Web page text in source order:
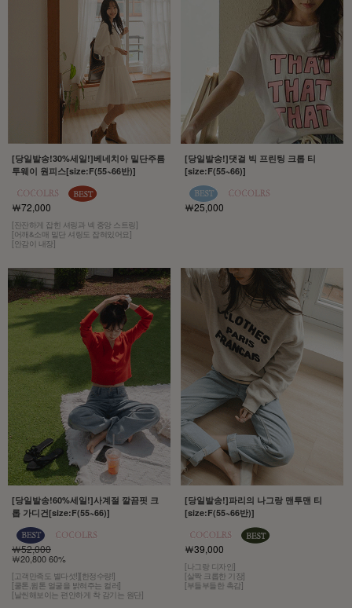
[당일발송!30%세일!]베네치아 밑단주름
투웨이 원피스[size:F(55~66반)]
￦72,000
[잔잔하게 잡힌 셔링과 넥 중앙 스트링]
[어깨&소매 밑단 셔링도 잡혀있어요]
[안감이 내장]
[당일발송!]댓걸 빅 프린팅 크롭 티
[size:F(55~66)]
￦25,000
[당일발송!60%세일!]사계절 깔끔핏 크
롭 가디건[size:F(55~66)]
￦52,000
￦20,800 60%
[고객만족도 별다섯!][한정수량!]
[쿨톤,윔톤 얼굴을 밝혀주는 컬러]
[날씬해보이는 편안하게 착 감기는 원단]
[당일발송!]파리의 나그랑 맨투맨 티
[size:F(55~66반)]
￦39,000
[나그랑 디자인]
[살짝 크롭한 기장]
[부들부들한 촉감]